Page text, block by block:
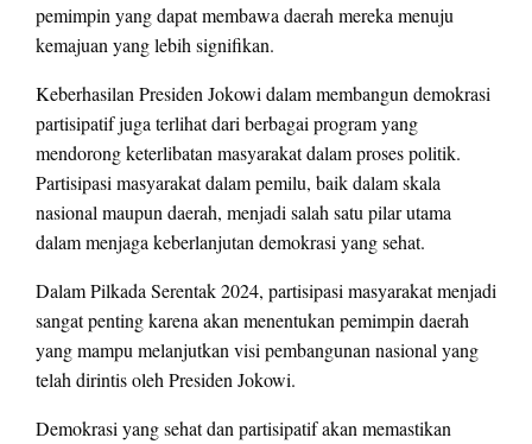
pemimpin yang dapat membawa daerah mereka menuju
kemajuan yang lebih signifikan.
Keberhasilan Presiden Jokowi dalam membangun demokrasi
partisipatif juga terlihat dari berbagai program yang
mendorong keterlibatan masyarakat dalam proses politik.
Partisipasi masyarakat dalam pemilu, baik dalam skala
nasional maupun daerah, menjadi salah satu pilar utama
dalam menjaga keberlanjutan demokrasi yang sehat.
Dalam Pilkada Serentak 2024, partisipasi masyarakat menjadi
sangat penting karena akan menentukan pemimpin daerah
yang mampu melanjutkan visi pembangunan nasional yang
telah dirintis oleh Presiden Jokowi.
Demokrasi yang sehat dan partisipatif akan memastikan